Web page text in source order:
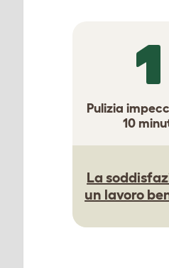
1
Pulizia
10
La
un lavoro